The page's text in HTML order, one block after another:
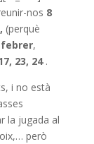
nos 8
(perquè
febrer,
23, 24.
i no està
la jugada al
però